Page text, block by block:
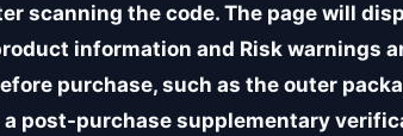
scanning the code. The page will
information and Risk warnings
purchase, such as the outer
post-purchase supplementary